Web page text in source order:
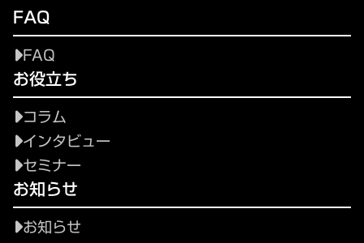
FAQ
FAQ
お役立ち
コラム
インタビュー
セミナー
お知らせ
お知らせ